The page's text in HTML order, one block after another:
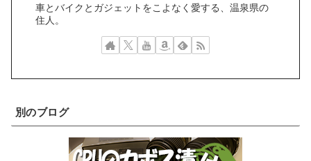
車とバイクとガジェットをこよなく愛する、温泉県の
住人。
別のブログ